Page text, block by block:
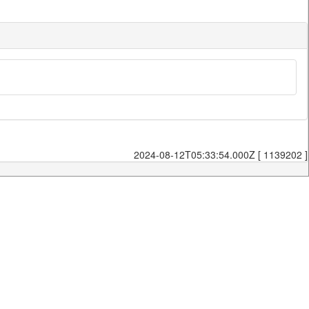
2024-08-12T05:33:54.000Z [ 1139202 ]